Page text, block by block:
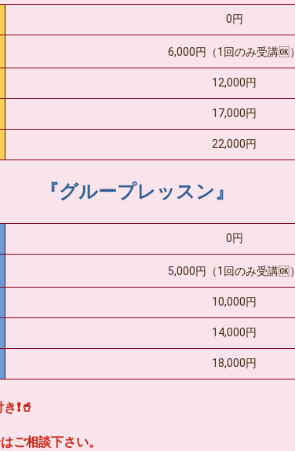
0円
6,000円（1回のみ受講🆗）
12,000円
17,000円
22,000円
『グループレッスン』
0円
5,000円（1回のみ受講🆗）
10,000円
14,000円
18,000円
❗🥤
ご相談下さい。